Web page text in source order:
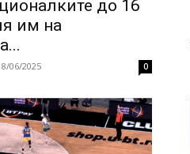
до 16
им на
06/2025 0